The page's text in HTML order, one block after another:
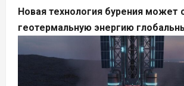
Новая технология бурения может
геотермальную энергию